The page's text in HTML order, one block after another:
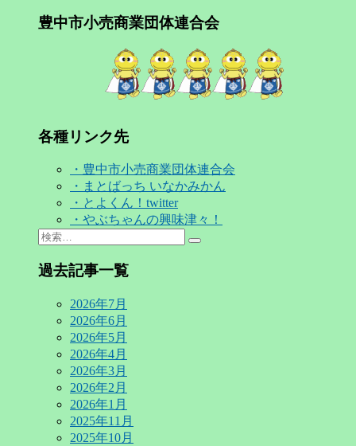
豊中市小売商業団体連合会
各種リンク先
・豊中市小売商業団体連合会
・まとばっち いなかみかん
・とよくん！twitter
・やぶちゃんの興味津々！
Search
for:
検
過去記事一覧
2026年7月
2026年6月
2026年5月
2026年4月
2026年3月
2026年2月
2026年1月
2025年11月
2025年10月